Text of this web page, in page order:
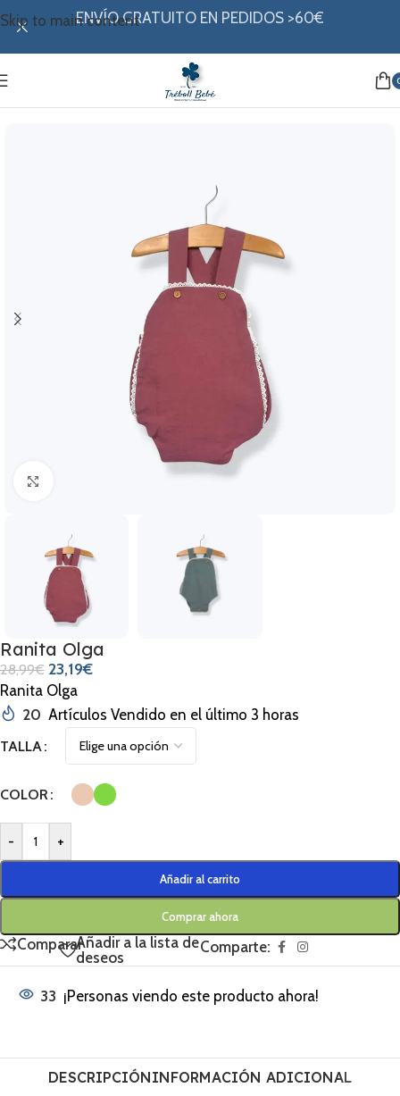
Skip to main contentENVÍO GRATUITO EN PEDIDOS >60€
Colección verano
Ranita Olga
28,99€ 23,19€
Ranita Olga
20 Artículos Vendido en el último 3 horas
TALLA
COLOR
- +
Añadir al carrito
Comprar ahora
CompararAñadir a la lista de
deseos
Comparte:
33 ¡Personas viendo este producto ahora!
DESCRIPCIÓNINFORMACIÓN ADICIONAL